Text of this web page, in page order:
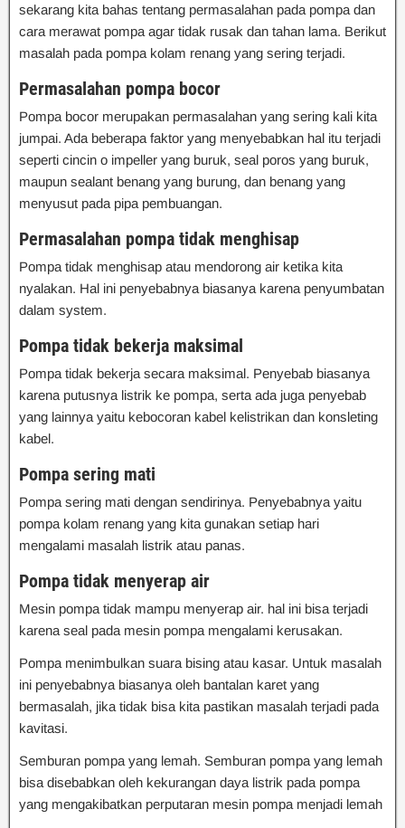
sekarang kita bahas tentang permasalahan pada pompa dan
cara merawat pompa agar tidak rusak dan tahan lama. Berikut
masalah pada pompa kolam renang yang sering terjadi.
Permasalahan pompa bocor
Pompa bocor merupakan permasalahan yang sering kali kita
jumpai. Ada beberapa faktor yang menyebabkan hal itu terjadi
seperti cincin o impeller yang buruk, seal poros yang buruk,
maupun sealant benang yang burung, dan benang yang
menyusut pada pipa pembuangan.
Permasalahan pompa tidak menghisap
Pompa tidak menghisap atau mendorong air ketika kita
nyalakan. Hal ini penyebabnya biasanya karena penyumbatan
dalam system.
Pompa tidak bekerja maksimal
Pompa tidak bekerja secara maksimal. Penyebab biasanya
karena putusnya listrik ke pompa, serta ada juga penyebab
yang lainnya yaitu kebocoran kabel kelistrikan dan konsleting
kabel.
Pompa sering mati
Pompa sering mati dengan sendirinya. Penyebabnya yaitu
pompa kolam renang yang kita gunakan setiap hari
mengalami masalah listrik atau panas.
Pompa tidak menyerap air
Mesin pompa tidak mampu menyerap air. hal ini bisa terjadi
karena seal pada mesin pompa mengalami kerusakan.
Pompa menimbulkan suara bising atau kasar. Untuk masalah
ini penyebabnya biasanya oleh bantalan karet yang
bermasalah, jika tidak bisa kita pastikan masalah terjadi pada
kavitasi.
Semburan pompa yang lemah. Semburan pompa yang lemah
bisa disebabkan oleh kekurangan daya listrik pada pompa
yang mengakibatkan perputaran mesin pompa menjadi lemah